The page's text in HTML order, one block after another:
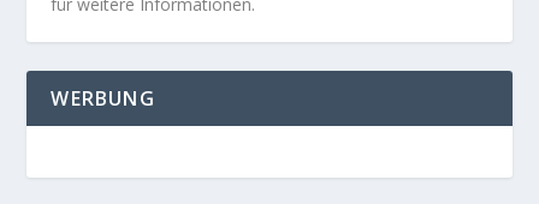
WERBUNG